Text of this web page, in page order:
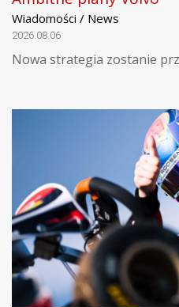
Wiadomości / News
2026.08.06
Nowa strategia zostanie